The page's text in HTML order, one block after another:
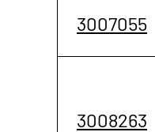
3007055
3008263